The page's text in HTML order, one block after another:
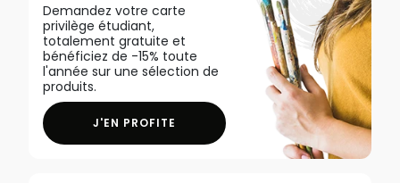
Demandez votre carte
privilège étudiant,
totalement gratuite et
bénéficiez de -15% toute
l'année sur une sélection de
produits.
J'EN PROFITE